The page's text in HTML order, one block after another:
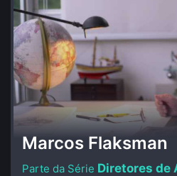
Marcos Flaksman
Diretores de